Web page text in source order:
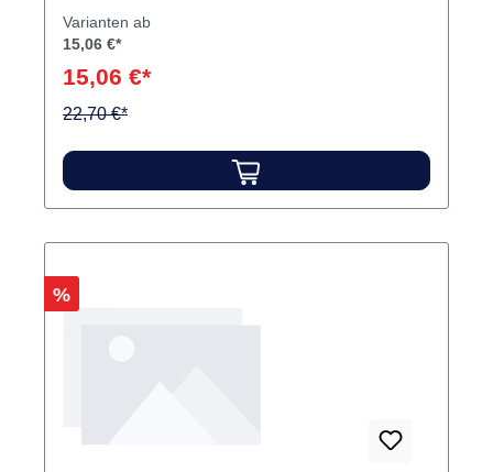
U/min.Kronen-/Brückentechnik, Verblend- und
Varianten ab
15,06 €*
15,06 €*
22,70 €*
Rabatt
%